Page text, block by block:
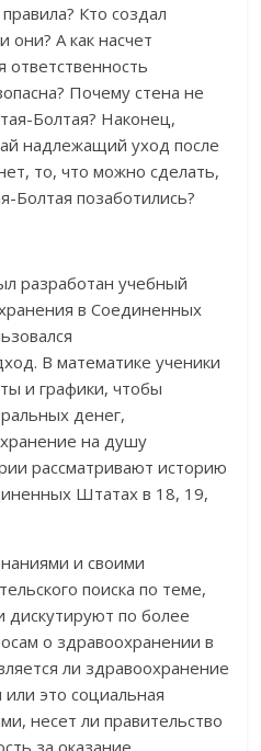
Кто создал
они? А как насчет
ответственность
Почему стена не
Болтая? Наконец,
надлежащий уход после
то, что можно сделать,
позаботились?
разработан учебный
в Соединенных
В математике ученики
и графики, чтобы
денег,
на душу
рассматривают историю
Штатах в 18, 19,
и своими
поиска по теме,
дискутируют по более
о здравоохранении в
ли здравоохранение
это социальная
несет ли правительство
за оказание